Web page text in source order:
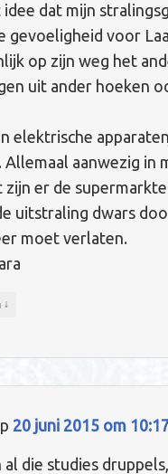
idee dat mijn
gevoeligheid voor
op zijn weg het
uit ander hoeken
elektrische
aanwezig in
zijn er de
uitstraling dwars
moet verlaten.
↓
20 juni 2015 om
al die studies